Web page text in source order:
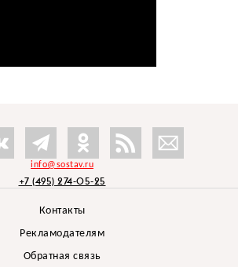
info@sostav.ru
+7 (495) 274-05-25
Контакты
Рекламодателям
Обратная связь